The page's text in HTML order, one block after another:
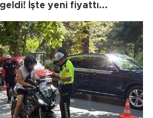
İşte yeni fiyattı...